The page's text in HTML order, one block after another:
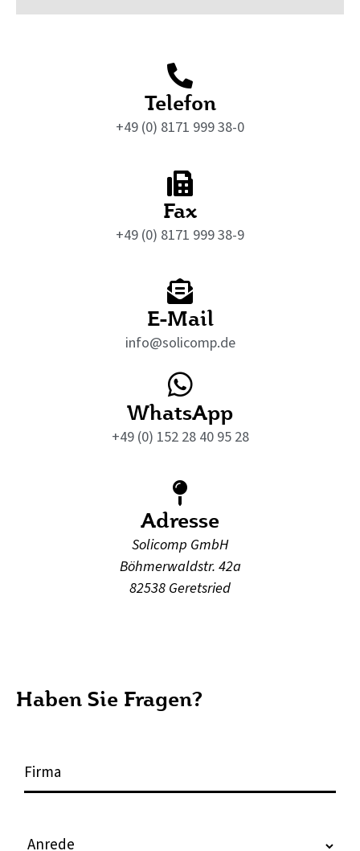
Telefon
+49 (0) 8171 999 38-0
Fax
+49 (0) 8171 999 38-9
E-Mail
info@solicomp.de
WhatsApp
+49 (0) 152 28 40 95 28
Adresse
Solicomp GmbH
Böhmerwaldstr. 42a
82538 Geretsried
Haben Sie Fragen?
F
i
aA